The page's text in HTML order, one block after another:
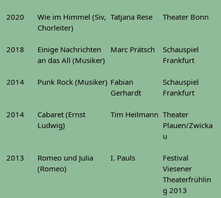
2020
Wie im Himmel (Siv,
Chorleiter)
Tatjana Rese Theater Bonn
2018
Einige Nachrichten
an das All (Musiker)
Marc Prätsch
Schauspiel
Frankfurt
2014 Punk Rock (Musiker) Fabian
Gerhardt
Schauspiel
Frankfurt
2014
Cabaret (Ernst
Ludwig)
Tim Heilmann Theater
Plauen/Zwicka
u
2013
Romeo und Julia
(Romeo)
I. Pauls
Festival
Viesener
Theaterfrühlin
g 2013